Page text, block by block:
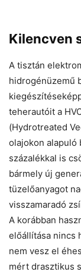
Kilencven
A tisztán
hidrogénüzemű
teherautóit a
(Hydrotreated
olajokon alapuló
százalékkal is
bármely új
tüzelőanyagot
visszamaradó
A korábban
előállítása nincs
nem vesz el
mért drasztikus